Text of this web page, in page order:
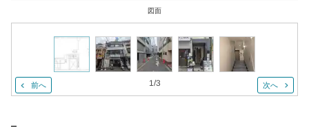
図面
前へ 1/3 次へ